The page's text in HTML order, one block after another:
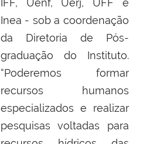
IFF, Uenf, Uerj, UFF e
Inea - sob a coordenação
da Diretoria de Pós-
graduação do Instituto.
“Poderemos formar
recursos humanos
especializados e realizar
pesquisas voltadas para